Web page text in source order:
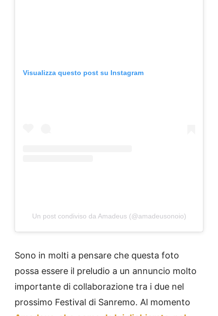
Visualizza questo post su Instagram
Un post condiviso da Amadeus (@amadeusonoio)
Sono in molti a pensare che questa foto
possa essere il preludio a un annuncio molto
importante di collaborazione tra i due nel
prossimo Festival di Sanremo. Al momento